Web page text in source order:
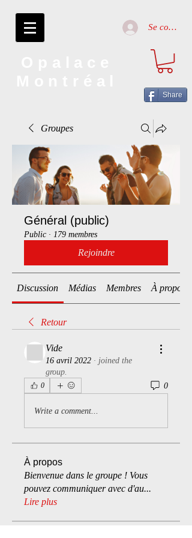
Se connecter
Share
Groupes
Général (public)
Public · 179 membres
Rejoindre
Discussion Médias Membres À propos
Retour
Vide
16 avril 2022 · joined the
group.
0 0
Write a comment...
À propos
Bienvenue dans le groupe ! Vous
pouvez communiquer avec d'au...
Lire plus